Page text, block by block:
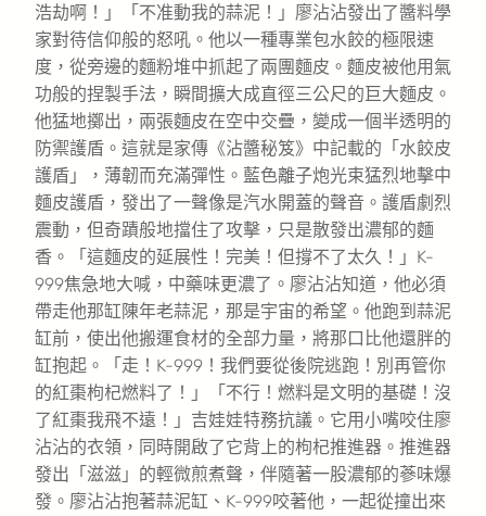
浩劫啊！」「不准動我的蒜泥！」廖沾沾發出了醬料學
家對待信仰般的怒吼。他以一種專業包水餃的極限速
度，從旁邊的麵粉堆中抓起了兩團麵皮。麵皮被他用氣
功般的捏製手法，瞬間擴大成直徑三公尺的巨大麵皮。
他猛地擲出，兩張麵皮在空中交疊，變成一個半透明的
防禦護盾。這就是家傳《沾醬秘笈》中記載的「水餃皮
護盾」，薄韌而充滿彈性。藍色離子炮光束猛烈地擊中
麵皮護盾，發出了一聲像是汽水開蓋的聲音。護盾劇烈
震動，但奇蹟般地擋住了攻擊，只是散發出濃郁的麵
香。「這麵皮的延展性！完美！但撐不了太久！」K-
999焦急地大喊，中藥味更濃了。廖沾沾知道，他必須
帶走他那缸陳年老蒜泥，那是宇宙的希望。他跑到蒜泥
缸前，使出他搬運食材的全部力量，將那口比他還胖的
缸抱起。「走！K-999！我們要從後院逃跑！別再管你
的紅棗枸杞燃料了！」「不行！燃料是文明的基礎！沒
了紅棗我飛不遠！」吉娃娃特務抗議。它用小嘴咬住廖
沾沾的衣領，同時開啟了它背上的枸杞推進器。推進器
發出「滋滋」的輕微煎煮聲，伴隨著一股濃郁的蔘味爆
發。廖沾沾抱著蒜泥缸、K-999咬著他，一起從撞出來